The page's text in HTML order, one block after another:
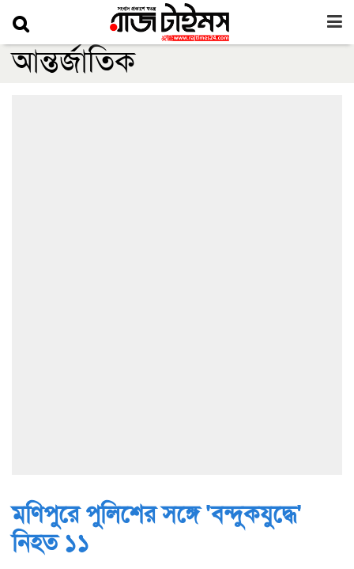
আন্তর্জাতিক
মণিপুরে পুলিশের সঙ্গে 'বন্দুকযুদ্ধে'
নিহত ১১